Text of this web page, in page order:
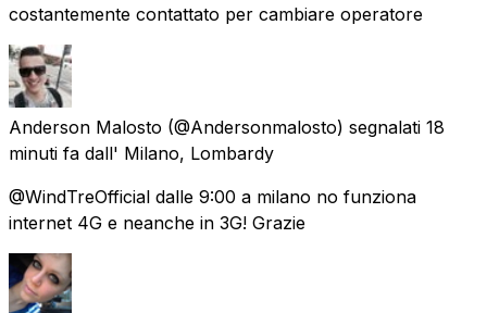
costantemente contattato per cambiare operatore
Anderson Malosto (@Andersonmalosto) segnalati 18
minuti fa dall' Milano, Lombardy
@WindTreOfficial dalle 9:00 a milano no funziona
internet 4G e neanche in 3G! Grazie